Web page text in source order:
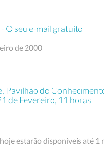
O seu e-mail gratuito
de 2000
Pavilhão do
de Fevereiro, 11 horas
estarão disponíveis até 1